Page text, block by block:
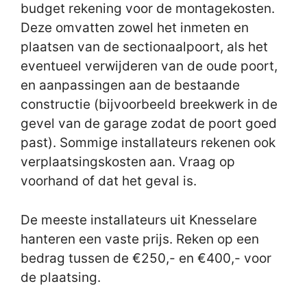
budget rekening voor de montagekosten.
Deze omvatten zowel het inmeten en
plaatsen van de sectionaalpoort, als het
eventueel verwijderen van de oude poort,
en aanpassingen aan de bestaande
constructie (bijvoorbeeld breekwerk in de
gevel van de garage zodat de poort goed
past). Sommige installateurs rekenen ook
verplaatsingskosten aan. Vraag op
voorhand of dat het geval is.
De meeste installateurs uit Knesselare
hanteren een vaste prijs. Reken op een
bedrag tussen de €250,- en €400,- voor
de plaatsing.